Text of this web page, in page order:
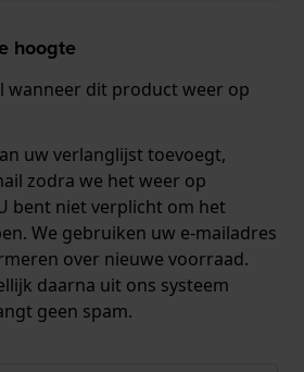
hoogte
wanneer dit product weer op
uw verlanglijst toevoegt,
zodra we het weer op
bent niet verplicht om het
We gebruiken uw e-mailadres
over nieuwe voorraad.
daarna uit ons systeem
geen spam.